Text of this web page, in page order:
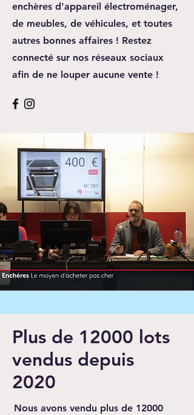
enchères d'appareil électroménager,
de meubles, de véhicules, et toutes
autres bonnes affaires ! Restez
connecté sur nos réseaux sociaux
afin de ne louper aucune vente !
Plus de 12000 lots
vendus depuis
2020
Nous avons vendu plus de 12000